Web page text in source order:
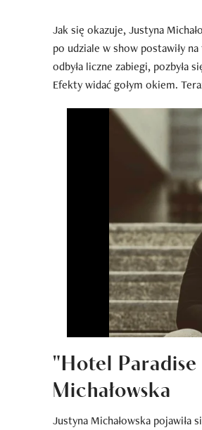
Jak się okazuje, Justyna
po udziale w show postawiły
odbyła liczne zabiegi, pozbyła
Efekty widać gołym okiem.
"Hotel
Michałowska
Justyna Michałowska